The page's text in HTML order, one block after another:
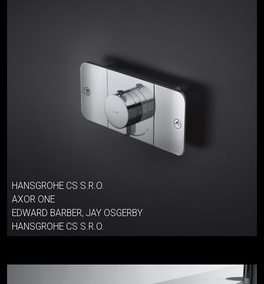
HANSGROHE CS S.R.O.
AXOR ONE
EDWARD BARBER, JAY OSGERBY
HANSGROHE CS S.R.O.